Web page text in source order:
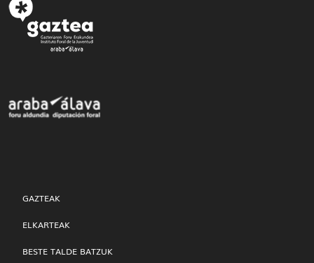
GAZTEAK
ELKARTEAK
BESTE TALDE BATZUK